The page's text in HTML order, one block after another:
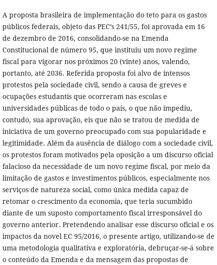
A proposta brasileira de implementação do teto para os gastos
públicos federais, objeto das PEC’s 241/55, foi aprovada em 16
de dezembro de 2016, consolidando-se na Emenda
Constitucional de número 95, que instituiu um novo regime
fiscal para vigorar nos próximos 20 (vinte) anos, valendo,
portanto, até 2036. Referida proposta foi alvo de intensos
protestos pela sociedade civil, sendo a causa de greves e
ocupações estudantis que ocorreram nas escolas e
universidades públicas de todo o país, o que não impediu,
contudo, sua aprovação, eis que não se tratou de medida de
iniciativa de um governo preocupado com sua popularidade e
legitimidade. Além da ausência de diálogo com a sociedade civil,
os protestos foram motivados pela oposição a um discurso oficial
falacioso da necessidade de um novo regime fiscal, por meio da
limitação de gastos e investimentos públicos, especialmente nos
serviços de natureza social, como única medida capaz de
retomar o crescimento da economia, que teria sucumbido
diante de um suposto comportamento fiscal irresponsável do
governo anterior. Pretendendo analisar esse discurso oficial e os
impactos da novel EC 95/2016, o presente artigo, utilizando-se de
uma metodologia qualitativa e exploratória, debruçar-se-á sobre
o conteúdo da Emenda e da mensagem das propostas de